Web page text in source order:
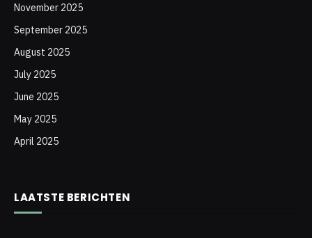
November 2025
September 2025
August 2025
July 2025
June 2025
May 2025
April 2025
LAATSTE BERICHTEN